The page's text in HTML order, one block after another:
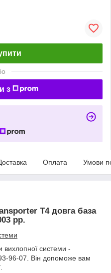
з
Оплата Умови
T4 довга база
рр.
вихлопної системи -
96-07. Він допоможе вам